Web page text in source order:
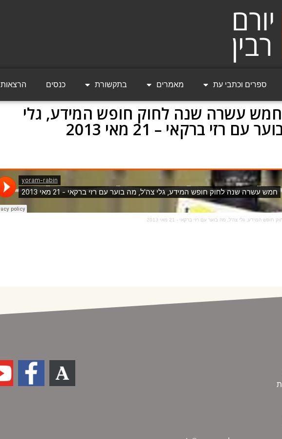
ספרים וכתבי עת מאמרים בתקשורת כנסים הרצאות
חמש עשרה שנה לחוק חופש המידע, גלי
רזי ברקאי – 21 מאי 2013
המידע, גלי צה'ל, מה בוער עם רזי ברקאי - 21 מאי 2013